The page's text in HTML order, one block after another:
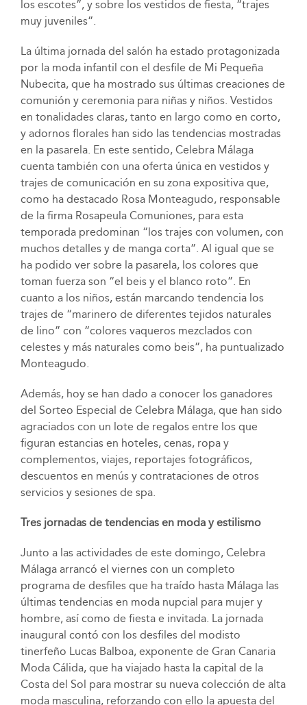
los escotes”, y sobre los vestidos de fiesta, “trajes
muy juveniles”.
La última jornada del salón ha estado protagonizada
por la moda infantil con el desfile de Mi Pequeña
Nubecita, que ha mostrado sus últimas creaciones de
comunión y ceremonia para niñas y niños. Vestidos
en tonalidades claras, tanto en largo como en corto,
y adornos florales han sido las tendencias mostradas
en la pasarela. En este sentido, Celebra Málaga
cuenta también con una oferta única en vestidos y
trajes de comunicación en su zona expositiva que,
como ha destacado Rosa Monteagudo, responsable
de la firma Rosapeula Comuniones, para esta
temporada predominan “los trajes con volumen, con
muchos detalles y de manga corta”. Al igual que se
ha podido ver sobre la pasarela, los colores que
toman fuerza son “el beis y el blanco roto”. En
cuanto a los niños, están marcando tendencia los
trajes de “marinero de diferentes tejidos naturales
de lino” con “colores vaqueros mezclados con
celestes y más naturales como beis”, ha puntualizado
Monteagudo.
Además, hoy se han dado a conocer los ganadores
del Sorteo Especial de Celebra Málaga, que han sido
agraciados con un lote de regalos entre los que
figuran estancias en hoteles, cenas, ropa y
complementos, viajes, reportajes fotográficos,
descuentos en menús y contrataciones de otros
servicios y sesiones de spa.
Tres jornadas de tendencias en moda y estilismo
Junto a las actividades de este domingo, Celebra
Málaga arrancó el viernes con un completo
programa de desfiles que ha traído hasta Málaga las
últimas tendencias en moda nupcial para mujer y
hombre, así como de fiesta e invitada. La jornada
inaugural contó con los desfiles del modisto
tinerfeño Lucas Balboa, exponente de Gran Canaria
Moda Cálida, que ha viajado hasta la capital de la
Costa del Sol para mostrar su nueva colección de alta
moda masculina, reforzando con ello la apuesta del